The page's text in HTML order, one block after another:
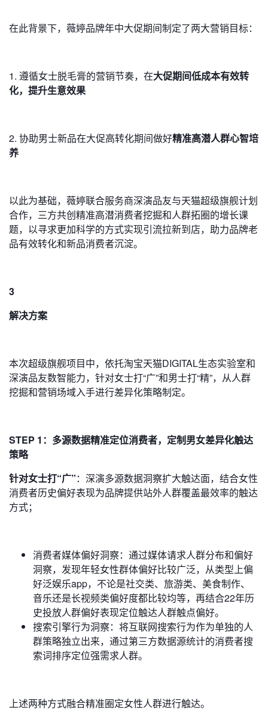
在此背景下，薇婷品牌年中大促期间制定了两大营销目标：
1. 遵循女士脱毛膏的营销节奏，在大促期间低成本有效转
化，提升生意效果
2. 协助男士新品在大促高转化期间做好精准高潜人群心智培
养
以此为基础，薇婷联合服务商深演品友与天猫超级旗舰计划
合作，三方共创精准高潜消费者挖掘和人群拓圈的增长课
题，以寻求更加科学的方式实现引流拉新到店，助力品牌老
品有效转化和新品消费者沉淀。
3
解决方案
本次超级旗舰项目中，依托淘宝天猫DIGITAL生态实验室和
深演品友数智能力，针对女士打“广”和男士打“精”，从人群
挖掘和营销场域入手进行差异化策略制定。
STEP 1：多源数据精准定位消费者，定制男女差异化触达
策略
针对女士打“广”：深演多源数据洞察扩大触达面，结合女性
消费者历史偏好表现为品牌提供站外人群覆盖最效率的触达
方式；
消费者媒体偏好洞察：通过媒体请求人群分布和偏好
洞察，发现年轻女性群体偏好比较广泛，从类型上偏
好泛娱乐app，不论是社交类、旅游类、美食制作、
音乐还是长视频类偏好度都比较均等，再结合22年历
史投放人群偏好表现定位触达人群触点偏好。
搜索引擎行为洞察：将互联网搜索行为作为单独的人
群策略独立出来，通过第三方数据源统计的消费者搜
索词排序定位强需求人群。
上述两种方式融合精准圈定女性人群进行触达。